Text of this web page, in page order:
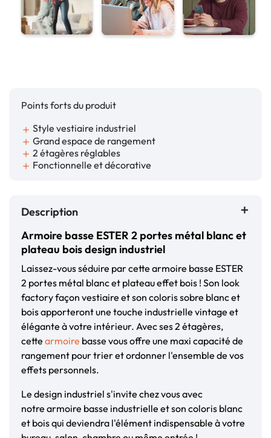
Points forts du produit
add Style vestiaire industriel
add Grand espace de rangement
add 2 étagères réglables
add Fonctionnelle et décorative
Description
Armoire basse ESTER 2 portes métal blanc et
plateau bois design industriel
Laissez-vous séduire par cette armoire basse ESTER
2 portes métal blanc et plateau effet bois ! Son look
factory façon vestiaire et son coloris sobre blanc et
bois apporteront une touche industrielle vintage et
élégante à votre intérieur. Avec ses 2 étagères,
cette armoire basse vous offre une maxi capacité de
rangement pour trier et ordonner l'ensemble de vos
effets personnels.
Le design industriel s'invite chez vous avec
notre armoire basse industrielle et son coloris blanc
et bois qui deviendra l'élément indispensable à votre